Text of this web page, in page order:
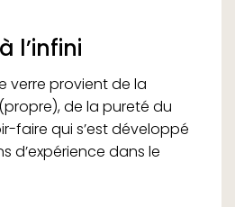
l’infini
verre provient de la
de la pureté du
faire qui s’est développé
d’expérience dans le